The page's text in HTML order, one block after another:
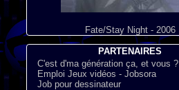
Fate/Stay Night - 2006
PARTENAIRES
C'est d'ma génération ça, et vous ?
Emploi Jeux vidéos - Jobsora
Job pour dessinateur